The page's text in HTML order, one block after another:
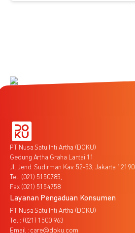
PT Nusa Satu Inti Artha (DOKU)
Gedung Artha Graha Lantai 11
Jl. Jend. Sudirman Kav. 52-53, Jakarta 12190
Tel. (021) 5150785,
Fax (021) 5154758
Layanan Pengaduan Konsumen
PT Nusa Satu Inti Artha (DOKU)
Tel : (021) 1500 963
Email : care@doku.com